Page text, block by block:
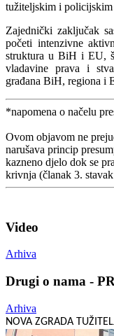
tužiteljskim i
Zajednički zaključak
početi intenzivne
struktura u BiH i EU,
vladavine prava i
građana BiH, regiona i
*napomena o načelu
Ovom objavom ne
narušava princip
kazneno djelo dok se
krivnja (članak 3.
Video
Arhiva
Drugi o nama -
Arhiva
NOVA ZGRADA